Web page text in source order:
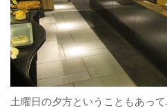
土曜日の夕方ということもあっ